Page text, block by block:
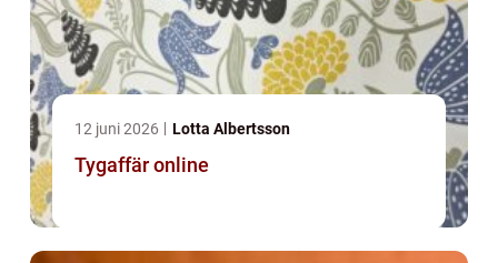
12 juni 2026 Lotta Albertsson
Tygaffär online